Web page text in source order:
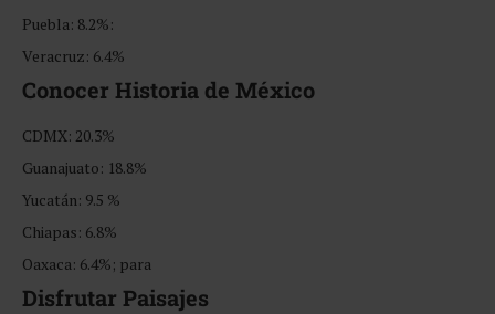
Puebla: 8.2%:
Veracruz: 6.4%
Conocer Historia de México
CDMX: 20.3%
Guanajuato: 18.8%
Yucatán: 9.5 %
Chiapas: 6.8%
Oaxaca: 6.4%; para
Disfrutar Paisajes